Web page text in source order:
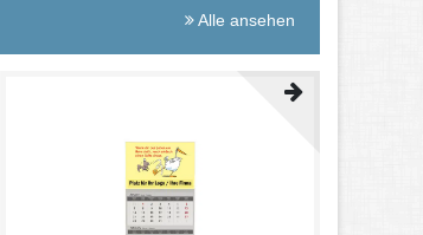
Alle ansehen